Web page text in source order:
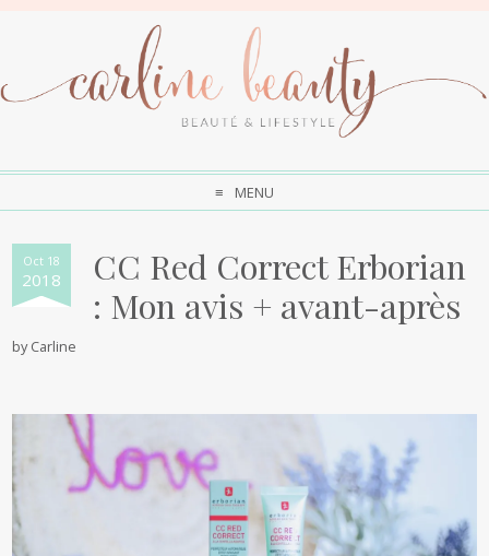
MENU
Oct 18
2018
CC Red Correct Erborian
: Mon avis + avant-après
byCarline